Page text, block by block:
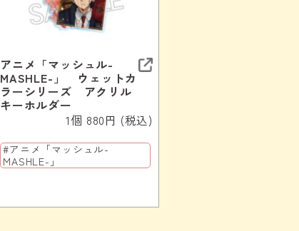
アニメ「マッシュル-
MASHLE-」 ウェットカ
ラーシリーズ アクリル
キーホルダー
1個 880円 (税込)
#アニメ「マッシュル-
MASHLE-」